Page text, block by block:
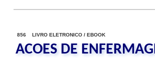
856 LIVRO ELETRONICO / EBOOK
ACOES DE